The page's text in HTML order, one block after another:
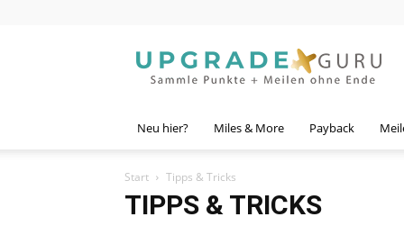
Guru
Neu hier? Miles & More Payback
Start Tipps & Tricks
TIPPS & TRICKS